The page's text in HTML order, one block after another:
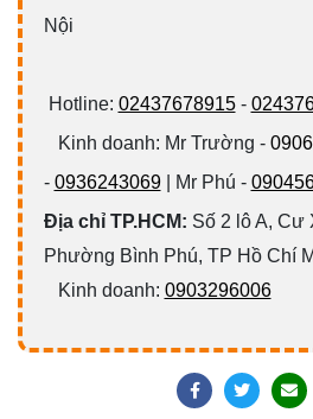
Nội
Hotline: 02437678915-
Kinh doanh: Mr Trường -
- 0936243069| Mr Phú -
Địa chỉ TP.HCM: Số 2 lô A, Cư
Phường Bình Phú, TP Hồ Chí
Kinh doanh: 0903296006